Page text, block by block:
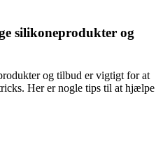
silikoneprodukter og
og tilbud er vigtigt for at
Her er nogle tips til at hjælpe